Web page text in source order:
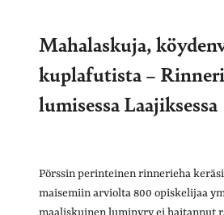
Mahalaskuja,
kuplafutista –
lumisessa Laajiksessa
Pörssin perinteinen rinnerieha
maisemiin arviolta 800 opiskelijaa
maaliskuinen lumipyry ei haitannut